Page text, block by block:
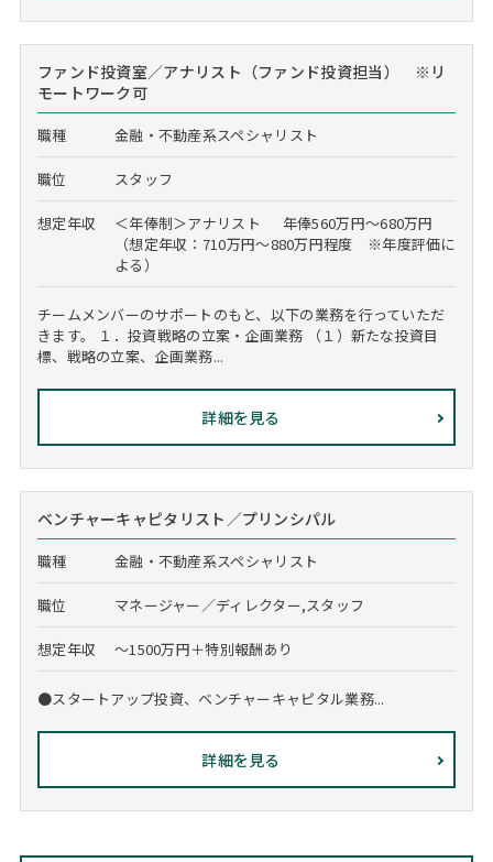
ファンド投資室／アナリスト（ファンド投資担当） ※リ
モートワーク可
職種 金融・不動産系スペシャリスト
職位 スタッフ
想定年収
＜年俸制＞アナリスト 年俸560万円～680万円
（想定年収：710万円～880万円程度 ※年度評価に
よる）
チームメンバーのサポートのもと、以下の業務を行っていただ
きます。 １．投資戦略の立案・企画業務 （１）新たな投資目
標、戦略の立案、企画業務...
詳細を見る
ベンチャーキャピタリスト／プリンシパル
職種 金融・不動産系スペシャリスト
職位 マネージャー／ディレクター,スタッフ
想定年収 ～1500万円＋特別報酬あり
●スタートアップ投資、ベンチャーキャピタル業務...
詳細を見る